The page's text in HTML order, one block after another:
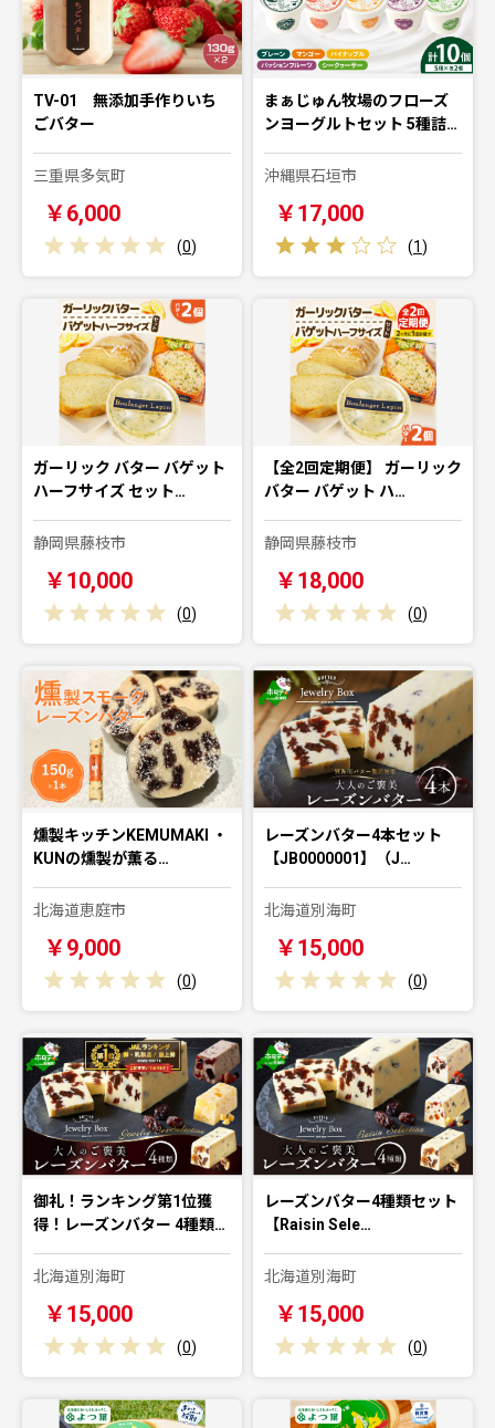
TV-01 無添加手作りいち
ごバター
三重県多気町
￥6,000
(0)
まぁじゅん牧場のフローズ
ンヨーグルトセット 5種詰…
沖縄県石垣市
￥17,000
(1)
ガーリック バター バゲット
ハーフサイズ セット…
静岡県藤枝市
￥10,000
(0)
【全2回定期便】 ガーリック
バター バゲット ハ…
静岡県藤枝市
￥18,000
(0)
燻製キッチンKEMUMAKI ・
KUNの燻製が薫る…
北海道恵庭市
￥9,000
(0)
レーズンバター4本セット
【JB0000001】（J…
北海道別海町
￥15,000
(0)
御礼！ランキング第1位獲
得！レーズンバター 4種類…
北海道別海町
￥15,000
(0)
レーズンバター4種類セット
【Raisin Sele…
北海道別海町
￥15,000
(0)